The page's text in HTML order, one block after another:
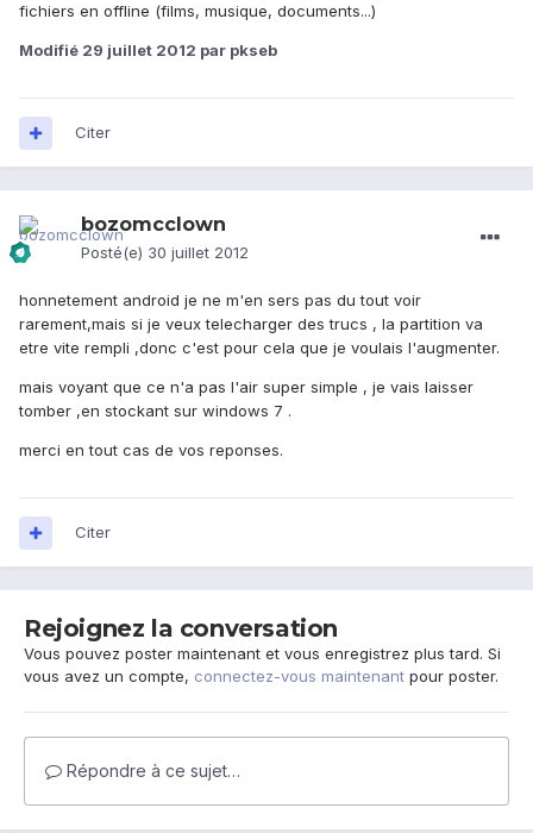
fichiers en offline (films, musique, documents...)
Modifié 29 juillet 2012 par pkseb
Citer
bozomcclown
Posté(e) 30 juillet 2012
honnetement android je ne m'en sers pas du tout voir
rarement,mais si je veux telecharger des trucs , la partition va
etre vite rempli ,donc c'est pour cela que je voulais l'augmenter.
mais voyant que ce n'a pas l'air super simple , je vais laisser
tomber ,en stockant sur windows 7 .
merci en tout cas de vos reponses.
Citer
Rejoignez la conversation
Vous pouvez poster maintenant et vous enregistrez plus tard. Si
vous avez un compte, connectez-vous maintenant pour poster.
Répondre à ce sujet…